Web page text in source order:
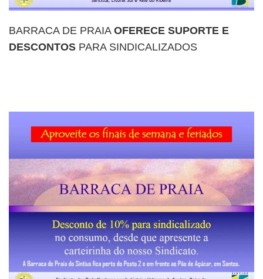
BARRACA DE PRAIA OFERECE SUPORTE E
DESCONTOS PARA SINDICALIZADOS